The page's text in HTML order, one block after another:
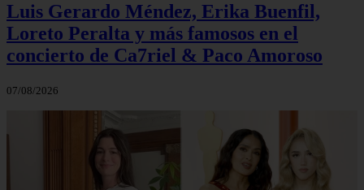
Luis Gerardo Méndez, Erika Buenfil,
Loreto Peralta y más famosos en el
concierto de Ca7riel & Paco Amoroso
07/08/2026